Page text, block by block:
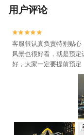
观景台+古城七十二
用户评论


客服很认真负责特别贴
风景也很好看，就是预
好，大家一定要提前预定